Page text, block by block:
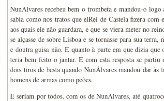
NunÁlvares recebeu bem o trombeta e mandou-o logo
sabia como nos tratos que elRei de Castela fizera
aos quais ele não guardara, e que se viera meter no
se alçasse de sobre Lisboa e se tornasse para sua
e doutra guisa não. E quanto à parte em que dizia
teria bem feito o jantar. E com esta resposta se
dois tiros de besta quando NunÁlvares mandou dar às
homens de armas como peões.
E seriam por todos, com os de NunÁlvares, até